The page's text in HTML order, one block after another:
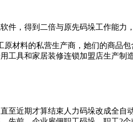
件，得到二倍与原先码垛工作能力
材料的私营生产商，她们的商品
工具和家居装修连锁加盟店生产制
直至近期才算结束人力码垛改成全